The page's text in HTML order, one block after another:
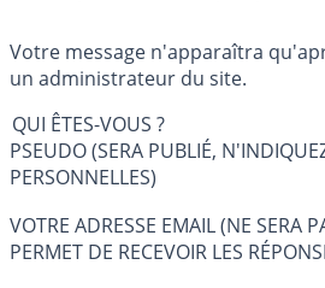
Votre message n'apparaîtra
un administrateur du site.
QUI ÊTES-VOUS ?
PSEUDO (SERA PUBLIÉ,
PERSONNELLES)
VOTRE ADRESSE EMAIL (NE SERA
PERMET DE RECEVOIR LES